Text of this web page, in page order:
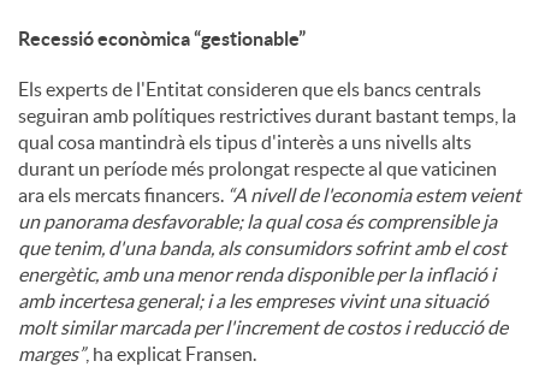
Recessió econòmica “gestionable”
Els experts de l'Entitat consideren que els bancs centrals
seguiran amb polítiques restrictives durant bastant temps, la
qual cosa mantindrà els tipus d'interès a uns nivells alts
durant un període més prolongat respecte al que vaticinen
ara els mercats financers. “A nivell de l'economia estem veient
un panorama desfavorable; la qual cosa és comprensible ja
que tenim, d'una banda, als consumidors sofrint amb el cost
energètic, amb una menor renda disponible per la inflació i
amb incertesa general; i a les empreses vivint una situació
molt similar marcada per l'increment de costos i reducció de
marges”, ha explicat Fransen.